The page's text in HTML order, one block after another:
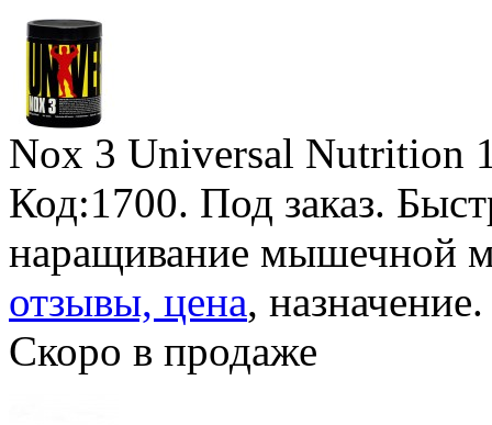
Nox 3 Universal Nutrition
Код:1700. Под заказ.
наращивание мышечной
отзывы, цена, назначение.
Скоро в продаже